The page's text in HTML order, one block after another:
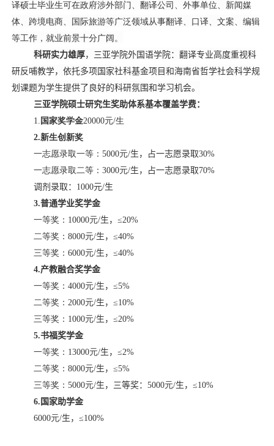
译硕士毕业生可在政府涉外部门、翻译公司、外事单位、新闻媒
体、跨境电商、国际旅游等广泛领域从事翻译、口译、文案、编辑
等工作，就业前景十分广阔。
科研实力雄厚， 三亚学院外国语学院：翻译专业高度重视科
研反哺教学，依托多项国家社科基金项目和海南省哲学社会科学规
划课题为学生提供了良好的科研氛围和学习机会。
三亚学院硕士研究生奖助体系基本覆盖学费：
1. 国家奖学金20000元/生
2.新生创新奖
一志愿录取一等：5000元/生 ， 占一志愿录取30%
一志愿录取二等：3000元/生 ， 占一志愿录取70%
调剂录取： 1000元/生
3.普通学业奖学金
一等奖： 10000元/生 ，≤20%
二等奖：8000元/生 ，≤40%
三等奖：6000元/生 ，≤40%
4.产教融合奖学金
一等奖：4000元/生 ，≤5%
二等奖：2000元/生 ，≤10%
三等奖： 1000元/生 ，≤20%
5.书福奖学金
一等奖： 13000元/生 ，≤2%
二等奖：8000元/生 ，≤5%
三等奖：5000元/生 ， 三等奖：5000元/生 ，≤10%
6.国家助学金
6000元/生 ，≤100%